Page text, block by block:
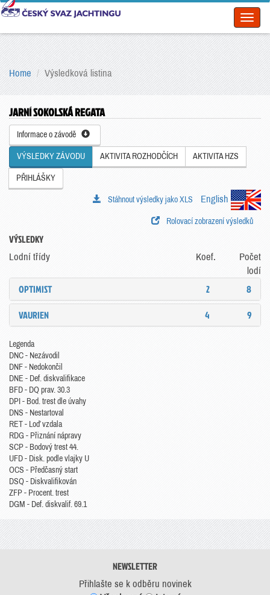
Home Výsledková listina
JARNÍ SOKOLSKÁ REGATA
Informace o závodě
VÝSLEDKY ZÁVODU AKTIVITA ROZHODČÍCH AKTIVITA HZS
PŘIHLÁŠKY
English
Stáhnout výsledky jako XLS
Rolovací zobrazení výsledků
VÝSLEDKY
Lodní třídy Koef.
Počet
lodí
OPTIMIST 2
8
VAURIEN
4 9
Legenda
DNC - Nezávodil
DNF - Nedokončil
DNE - Def. diskvalifikace
BFD - DQ prav. 30.3
DPI - Bod. trest dle úvahy
DNS - Nestartoval
RET - Loď vzdala
RDG - Přiznání nápravy
SCP - Bodový trest 44.
UFD - Disk. podle vlajky U
OCS - Předčasný start
DSQ - Diskvalifikován
ZFP - Procent. trest
DGM - Def. diskvalif. 69.1
NEWSLETTER
Přihlašte se k odběru novinek